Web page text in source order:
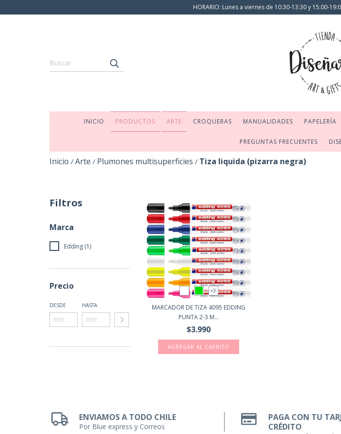
HORARIO: Lunes a viernes de 10:30-13:30 y 15:00-
INICIO PRODUCTOS ARTE CROQUERAS MANUALIDADES PAPELERÍA
PREGUNTAS FRECUENTES
Inicio / Arte / Plumones multisuperficies / Tiza liquida (pizarra negra)
Filtros
Marca
Edding (1)
Precio
DESDE HASTA
+3
MARCADOR DE TIZA 4095 EDDING
PUNTA 2-3 M...
$3.990
AGREGAR AL CARRITO
ENVIAMOS A TODO CHILE
Por Blue express y Correos
PAGA CON TU
CRÉDITO